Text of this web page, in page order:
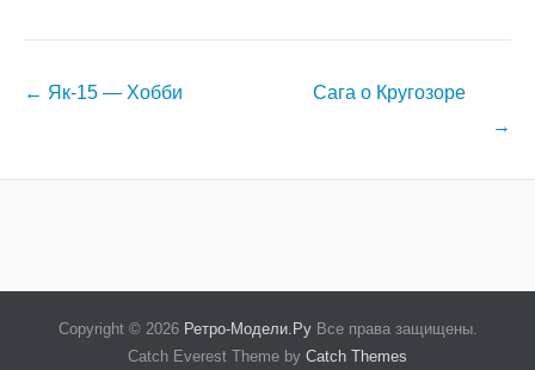
Навигация
← Як-15 — Хобби
Сага о Кругозоре
→
Copyright © 2026 Ретро-Модели.РуВсе права защищены.
Catch Everest Theme by Catch Themes